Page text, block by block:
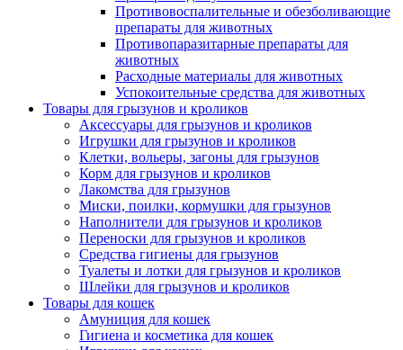
Противовоспалительные и обезболивающие
препараты для животных
Противопаразитарные препараты для
животных
Расходные материалы для животных
Успокоительные средства для животных
Товары для грызунов и кроликов
Аксессуары для грызунов и кроликов
Игрушки для грызунов и кроликов
Клетки, вольеры, загоны для грызунов
Корм для грызунов и кроликов
Лакомства для грызунов
Миски, поилки, кормушки для грызунов
Наполнители для грызунов и кроликов
Переноски для грызунов и кроликов
Средства гигиены для грызунов
Туалеты и лотки для грызунов и кроликов
Шлейки для грызунов и кроликов
Товары для кошек
Амуниция для кошек
Гигиена и косметика для кошек